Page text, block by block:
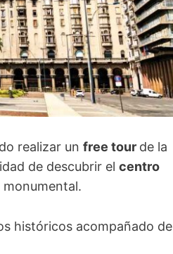
realizar un free tour de la
de descubrir el centro
históricos acompañado de